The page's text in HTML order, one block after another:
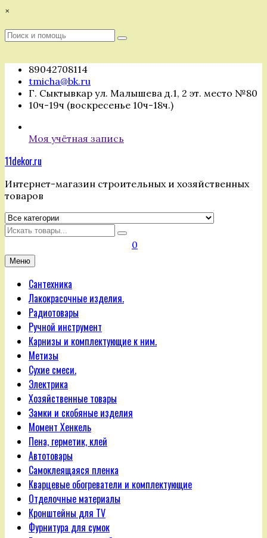
Перейти
содержимому
×
Поиск
Поиск
89042708114
tmicha@bk.ru
Г. Сыктывкар ул. Малышева д.1, 2 эт. место №80
10ч-19ч (воскресенье 10ч-18ч.)
Моя учётная запись
11dekor.ru
Интернет-магазин строительных и хозяйственных
товаров
Искать
0
Меню
Сантехника
Лакокрасочные изделия.
Радиотовары
Ручной инструмент
Карнизы и комплектующие к ним.
Метизы
Сухие смеси.
Электрика
Хозяйственные товары
Замки и скобяные изделия
Момент Хенкель
Пена, герметик, клей
Автотовары
Самоклеящаяся пленка
Кварцевые обогреватели и комплектующие
Отделочные материалы
Кронштейны для TV
Фурнитура для сумок